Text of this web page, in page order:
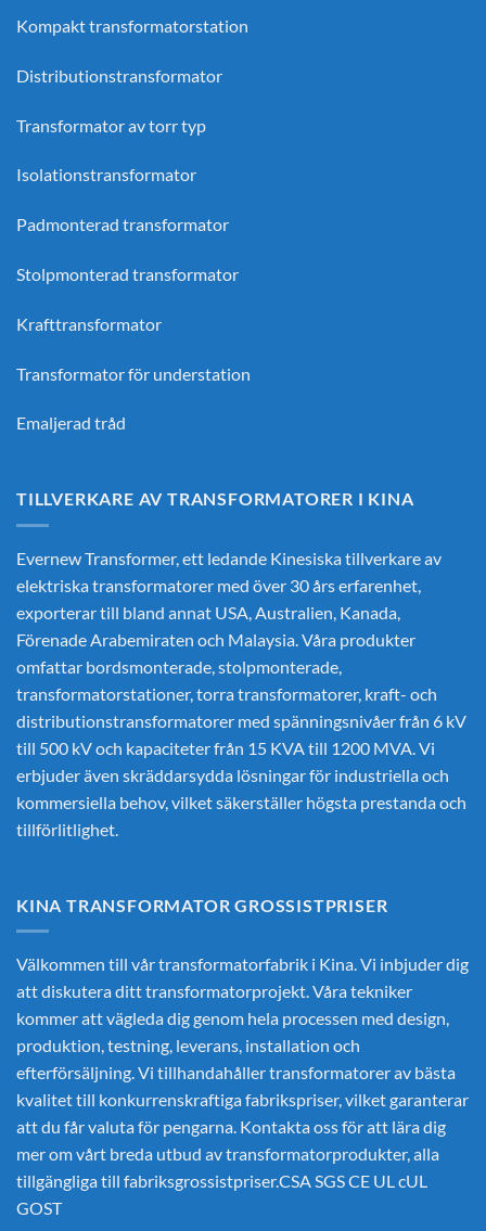
Kompakt transformatorstation
Distributionstransformator
Transformator av torr typ
Isolationstransformator
Padmonterad transformator
Stolpmonterad transformator
Krafttransformator
Transformator för understation
Emaljerad tråd
TILLVERKARE AV TRANSFORMATORER I KINA
Evernew Transformer, ett ledande Kinesiska tillverkare av
elektriska transformatorer med över 30 års erfarenhet,
exporterar till bland annat USA, Australien, Kanada,
Förenade Arabemiraten och Malaysia. Våra produkter
omfattar bordsmonterade, stolpmonterade,
transformatorstationer, torra transformatorer, kraft- och
distributionstransformatorer med spänningsnivåer från 6 kV
till 500 kV och kapaciteter från 15 KVA till 1200 MVA. Vi
erbjuder även skräddarsydda lösningar för industriella och
kommersiella behov, vilket säkerställer högsta prestanda och
tillförlitlighet.
KINA TRANSFORMATOR GROSSISTPRISER
Välkommen till vår transformatorfabrik i Kina. Vi inbjuder dig
att diskutera ditt transformatorprojekt. Våra tekniker
kommer att vägleda dig genom hela processen med design,
produktion, testning, leverans, installation och
efterförsäljning. Vi tillhandahåller transformatorer av bästa
kvalitet till konkurrenskraftiga fabrikspriser, vilket garanterar
att du får valuta för pengarna. Kontakta oss för att lära dig
mer om vårt breda utbud av transformatorprodukter, alla
tillgängliga till fabriksgrossistpriser.CSA SGS CE UL cUL
GOST